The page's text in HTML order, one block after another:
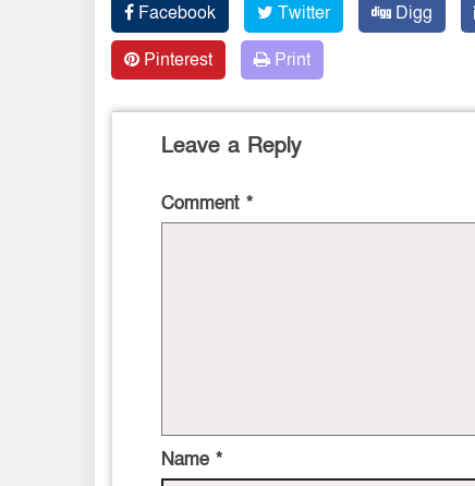
Facebook Twitter Digg
Pinterest
Print
Leave a Reply
Comment *
Name *